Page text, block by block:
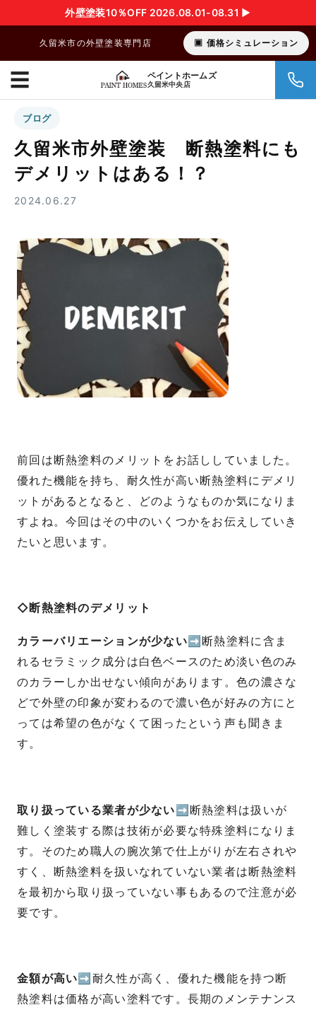
外壁塗装10％OFF 2026.08.01-08.31 ▶︎
久留米市の外壁塗装専門店 価格シミュレーション
ペイントホームズ
久留米中央店
☰
ブログ
久留米市外壁塗装 断熱塗料にも
デメリットはある！？
2024.06.27
前回は断熱塗料のメリットをお話ししていました。
優れた機能を持ち、耐久性が高い断熱塗料にデメリ
ットがあるとなると、どのようなものか気になりま
すよね。今回はその中のいくつかをお伝えしていき
たいと思います。
◇断熱塗料のデメリット
カラーバリエーションが少ない ➡断熱塗料に含ま
れるセラミック成分は白色ベースのため淡い色のみ
のカラーしか出せない傾向があります。色の濃さな
どで外壁の印象が変わるので濃い色が好みの方にと
っては希望の色がなくて困ったという声も聞きま
す。
取り扱っている業者が少ない ➡断熱塗料は扱いが
難しく塗装する際は技術が必要な特殊塗料になりま
す。そのため職人の腕次第で仕上がりが左右されや
すく、断熱塗料を扱いなれていない業者は断熱塗料
を最初から取り扱っていない事もあるので注意が必
要です。
金額が高い ➡耐久性が高く、優れた機能を持つ断
熱塗料は価格が高い塗料です。長期のメンテナンス